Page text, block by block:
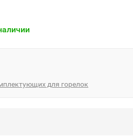
для горелок